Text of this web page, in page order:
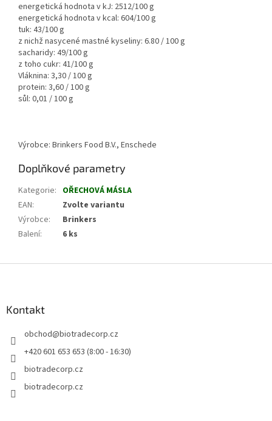
energetická hodnota v kJ: 2512/100 g
energetická hodnota v kcal: 604/100 g
tuk: 43/100 g
z nichž nasycené mastné kyseliny: 6.80 / 100 g
sacharidy: 49/100 g
z toho cukr: 41/100 g
Vláknina: 3,30 / 100 g
protein: 3,60 / 100 g
sůl: 0,01 / 100 g
Výrobce: Brinkers Food B.V., Enschede
Doplňkové parametry
Kategorie: OŘECHOVÁ MÁSLA
EAN:
Zvolte variantu
Výrobce:
Brinkers
Balení: 6 ks
Kontakt
obchod@biotradecorp.cz
+420 601 653 653 (8:00 - 16:30)
biotradecorp.cz
biotradecorp.cz